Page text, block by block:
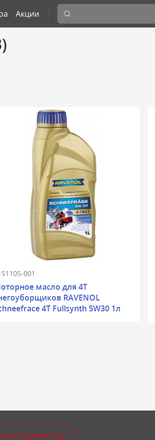
Акции
001
масло для 4T
RAVENOL
4T Fullsynth 5W30 1л
директору